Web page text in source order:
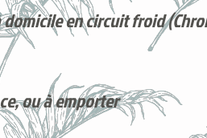
domicile en circuit froid
ou à emporter